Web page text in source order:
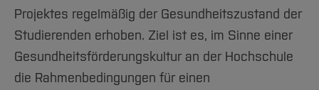
Projektes regelmäßig der Gesundheitszustand der
Studierenden erhoben. Ziel ist es, im Sinne einer
Gesundheitsförderungskultur an der Hochschule
die Rahmenbedingungen für einen